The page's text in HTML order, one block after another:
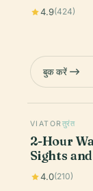
4.9(424)
बुक करें
VIATOR तुरंत
2-Hour
Sights
4.0(210)